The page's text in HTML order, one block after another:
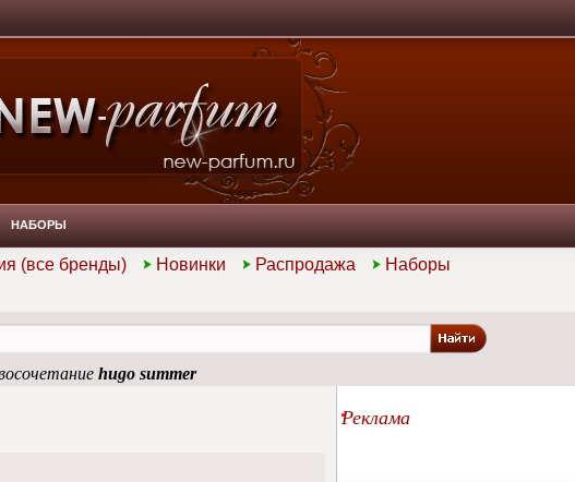
Реклама
НАБОРЫ
(все бренды) Новинки Распродажа Наборы
hugo summer